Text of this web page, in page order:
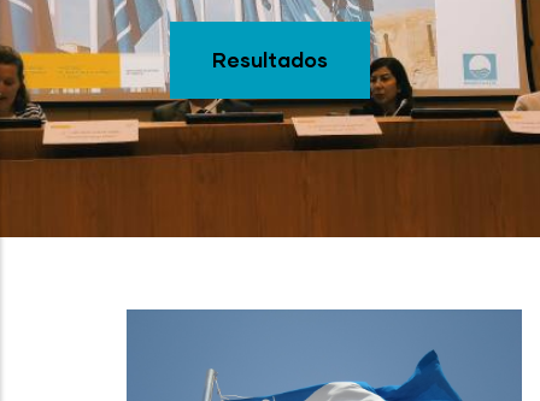
Resultados